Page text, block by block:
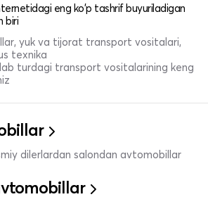
eng ko'p tashrif buyuriladigan
biri
yuk va tijorat transport vositalari,
texnika
turdagi transport vositalarining keng
dilerlardan salondan avtomobillar